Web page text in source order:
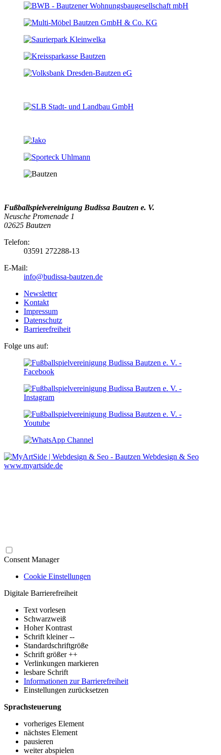
Fußballspielvereinigung Budissa Bautzen e. V.
Neusche Promenade 1
02625 Bautzen
Telefon:
03591 272288-13
E-Mail:
info@budissa-bautzen.de
Newsletter
Kontakt
Impressum
Datenschutz
Barrierefreiheit
Folge uns auf:
Webdesign & Seo
www.myartside.de
Consent Manager
Cookie Einstellungen
Digitale Barrierefreiheit
Text vorlesen
Schwarzweiß
Hoher Kontrast
Schrift kleiner --
Standardschriftgröße
Schrift größer ++
Verlinkungen markieren
lesbare Schrift
Informationen zur Barrierefreiheit
Einstellungen zurücksetzen
Sprachsteuerung
vorheriges Element
nächstes Element
pausieren
weiter abspielen